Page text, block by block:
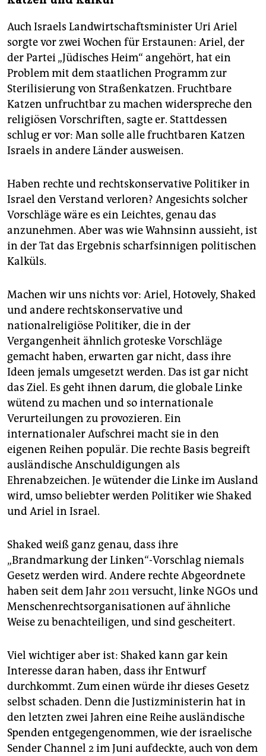
Auch Israels Landwirtschaftsminister Uri Ariel
sorgte vor zwei Wochen für Erstaunen: Ariel, der
der Partei „Jüdisches Heim“ angehört, hat ein
Problem mit dem staatlichen Programm zur
Sterilisierung von Straßenkatzen. Fruchtbare
Katzen unfruchtbar zu machen widerspreche den
religiösen Vorschriften, sagte er. Stattdessen
schlug er vor: Man solle alle fruchtbaren Katzen
Israels in andere Länder ausweisen.
Haben rechte und rechtskonservative Politiker in
Israel den Verstand verloren? Angesichts solcher
Vorschläge wäre es ein Leichtes, genau das
anzunehmen. Aber was wie Wahnsinn aussieht, ist
in der Tat das Ergebnis scharfsinnigen politischen
Kalküls.
Machen wir uns nichts vor: Ariel, Hotovely, Shaked
und andere rechtskonservative und
nationalreligiöse Politiker, die in der
Vergangenheit ähnlich groteske Vorschläge
gemacht haben, erwarten gar nicht, dass ihre
Ideen jemals umgesetzt werden. Das ist gar nicht
das Ziel. Es geht ihnen darum, die globale Linke
wütend zu machen und so internationale
Verurteilungen zu provozieren. Ein
internationaler Aufschrei macht sie in den
eigenen Reihen populär. Die rechte Basis begreift
ausländische Anschuldigungen als
Ehrenabzeichen. Je wütender die Linke im Ausland
wird, umso beliebter werden Politiker wie Shaked
und Ariel in Israel.
Shaked weiß ganz genau, dass ihre
„Brandmarkung der Linken“-Vorschlag niemals
Gesetz werden wird. Andere rechte Abgeordnete
haben seit dem Jahr 2011 versucht, linke NGOs und
Menschenrechtsorganisationen auf ähnliche
Weise zu benachteiligen, und sind gescheitert.
Viel wichtiger aber ist: Shaked kann gar kein
Interesse daran haben, dass ihr Entwurf
durchkommt. Zum einen würde ihr dieses Gesetz
selbst schaden. Denn die Justizministerin hat in
den letzten zwei Jahren eine Reihe ausländische
Spenden entgegengenommen, wie der israelische
Sender Channel 2 im Juni aufdeckte, auch von dem